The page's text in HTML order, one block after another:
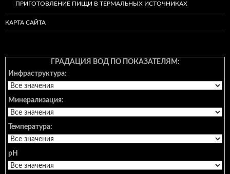
ПРИГОТОВЛЕНИЕ ПИЩИ В ТЕРМАЛЬНЫХ ИСТОЧНИКАХ
КАРТА САЙТА
ГРАДАЦИЯ ВОД ПО ПОКАЗАТЕЛЯМ:
Инфраструктура:
Минерализация:
Температура:
pH